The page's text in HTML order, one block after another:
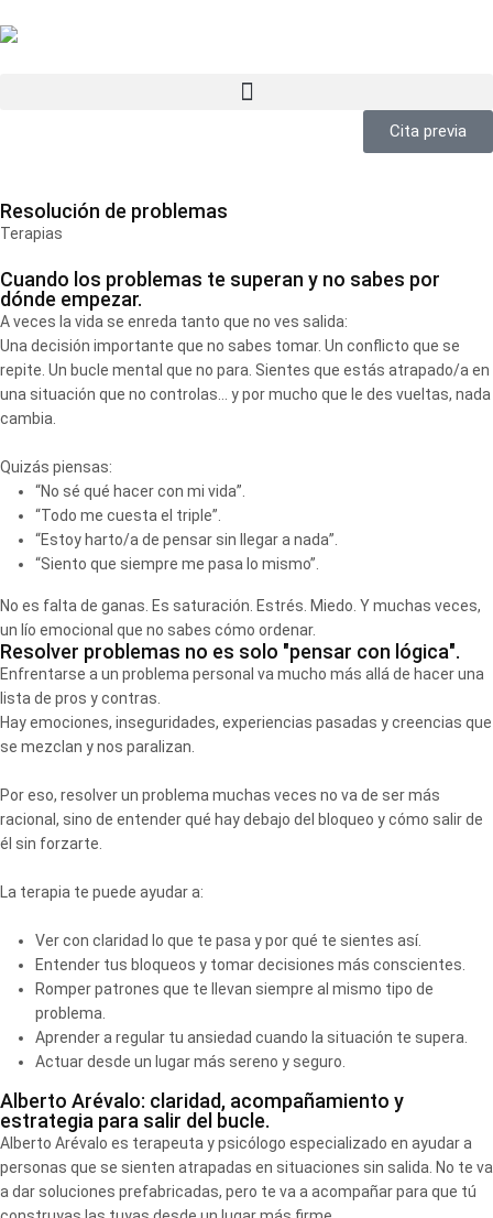
Cita previa
Resolución de problemas
Terapias
Cuando los problemas te superan y no sabes por
dónde empezar.
A veces la vida se enreda tanto que no ves salida:
Una decisión importante que no sabes tomar. Un conflicto que se
repite. Un bucle mental que no para. Sientes que estás atrapado/a en
una situación que no controlas… y por mucho que le des vueltas, nada
cambia.
Quizás piensas:
“No sé qué hacer con mi vida”.
“Todo me cuesta el triple”.
“Estoy harto/a de pensar sin llegar a nada”.
“Siento que siempre me pasa lo mismo”.
No es falta de ganas. Es saturación. Estrés. Miedo. Y muchas veces,
un lío emocional que no sabes cómo ordenar.
Resolver problemas no es solo "pensar con lógica".
Enfrentarse a un problema personal va mucho más allá de hacer una
lista de pros y contras.
Hay emociones, inseguridades, experiencias pasadas y creencias que
se mezclan y nos paralizan.
Por eso, resolver un problema muchas veces no va de ser más
racional, sino de entender qué hay debajo del bloqueo y cómo salir de
él sin forzarte.
La terapia te puede ayudar a:
Ver con claridad lo que te pasa y por qué te sientes así.
Entender tus bloqueos y tomar decisiones más conscientes.
Romper patrones que te llevan siempre al mismo tipo de
problema.
Aprender a regular tu ansiedad cuando la situación te supera.
Actuar desde un lugar más sereno y seguro.
Alberto Arévalo: claridad, acompañamiento y
estrategia para salir del bucle.
Alberto Arévalo es terapeuta y psicólogo especializado en ayudar a
personas que se sienten atrapadas en situaciones sin salida. No te va
a dar soluciones prefabricadas, pero te va a acompañar para que tú